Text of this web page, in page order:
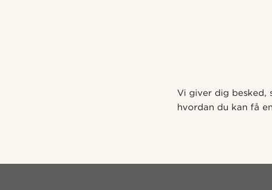
Vi giver dig besked,
hvordan du kan få